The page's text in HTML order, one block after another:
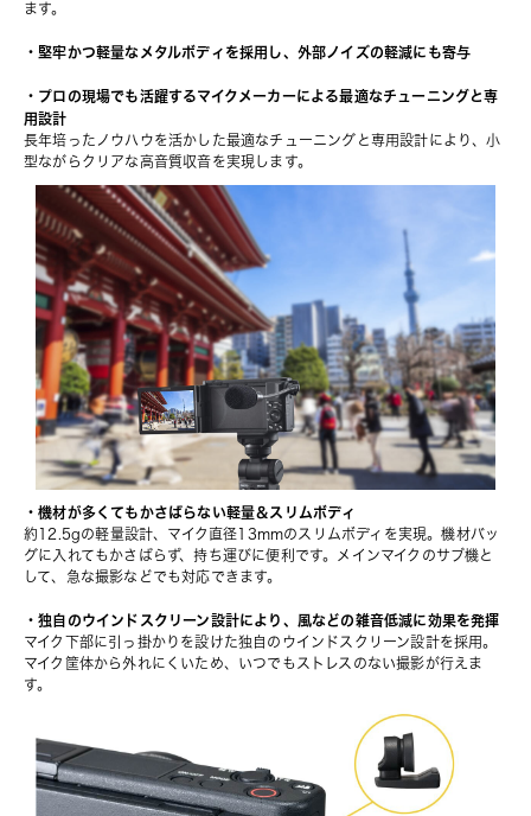
ます。
・堅牢かつ軽量なメタルボディを採用し、外部ノイズの軽減にも寄与
・プロの現場でも活躍するマイクメーカーによる最適なチューニングと専
用設計
長年培ったノウハウを活かした最適なチューニングと専用設計により、小
型ながらクリアな高音質収音を実現します。
・機材が多くてもかさばらない軽量＆スリムボディ
約12.5gの軽量設計、マイク直径13mmのスリムボディを実現。機材バッ
グに入れてもかさばらず、持ち運びに便利です。メインマイクのサブ機と
して、急な撮影などでも対応できます。
・独自のウインドスクリーン設計により、風などの雑音低減に効果を発揮
マイク下部に引っ掛かりを設けた独自のウインドスクリーン設計を採用。
マイク筐体から外れにくいため、いつでもストレスのない撮影が行えま
す。